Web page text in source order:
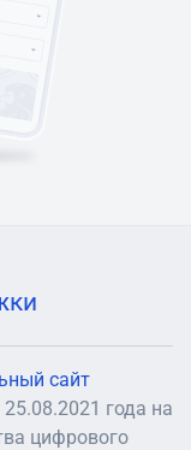
сайт
года на
цифрового